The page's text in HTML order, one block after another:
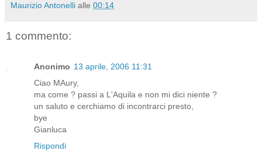
Maurizio Antonelli alle 00:14
1 commento:
Anonimo 13 aprile, 2006 11:31
Ciao MAury,
ma come ? passi a L'Aquila e non mi dici niente ?
un saluto e cerchiamo di incontrarci presto,
bye
Gianluca
Rispondi